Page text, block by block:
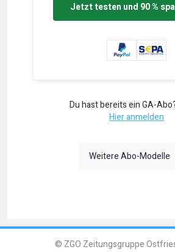
Jetzt testen und 90 %
Du hast bereits ein GA-
Hier anmelden
Weitere Abo-Modelle
© ZGO Zeitungsgruppe